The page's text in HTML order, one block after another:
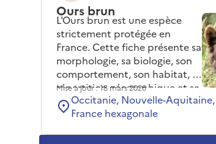
Ours brun
L'Ours brun est une espèce
strictement protégée en
France. Cette fiche présente sa
morphologie, sa biologie, son
comportement, son habitat, sa
répartition géographique et sa
réglementation.
Mise à jour : 18 mars 2026
Occitanie, Nouvelle-
France hexagonale